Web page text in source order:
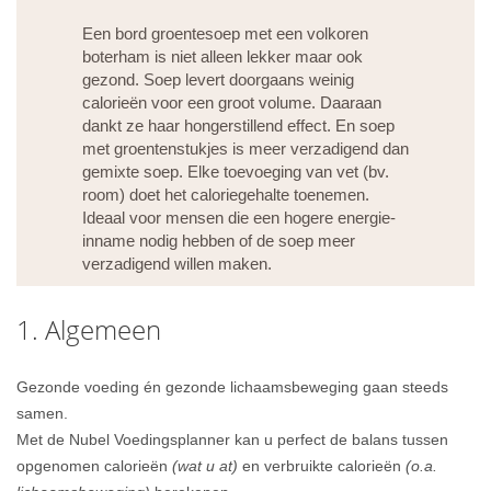
Een bord groentesoep met een volkoren
boterham is niet alleen lekker maar ook
gezond. Soep levert doorgaans weinig
calorieën voor een groot volume. Daaraan
dankt ze haar hongerstillend effect. En soep
met groentenstukjes is meer verzadigend dan
gemixte soep. Elke toevoeging van vet (bv.
room) doet het caloriegehalte toenemen.
Ideaal voor mensen die een hogere energie-
inname nodig hebben of de soep meer
verzadigend willen maken.
1. Algemeen
Gezonde voeding én gezonde lichaamsbeweging gaan steeds
samen.
Met de Nubel Voedingsplanner kan u perfect de balans tussen
opgenomen calorieën (wat u at) en verbruikte calorieën (o.a.